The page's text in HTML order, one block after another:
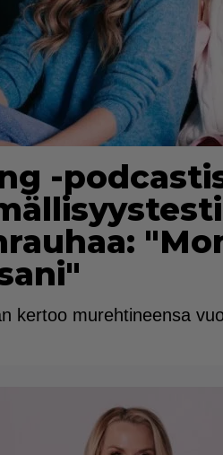
-
kertoo murehtineensa